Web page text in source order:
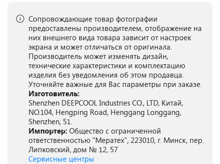
Сопровождающие товар фотографии
предоставлены производителем, отображение на
них внешнего вида товара зависит от настроек
экрана и может отличаться от оригинала.
Производитель может изменять дизайн,
технические характеристики и комплектацию
изделия без уведомления об этом продавца.
Уточняйте важные для Вас параметры при заказе.
Изготовитель:
Shenzhen DEEPCOOL Industries CO., LTD, Китай,
NO.104, Hengping Road, Henggang Longgang,
Shenzhen, 51.
Импортер: Общество с ограниченной
ответственностью "Мератех", 223010, г. Минск, пер.
Липковский, дом № 12, 57
Сервисные центры